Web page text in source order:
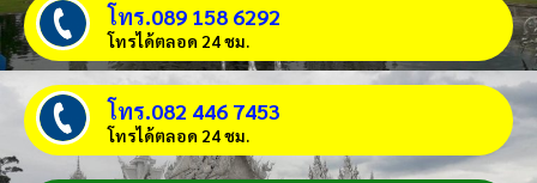
โทร.089 158 6292
โทรได้ตลอด 24 ชม.
โทร.082 446 7453
โทรได้ตลอด 24 ชม.